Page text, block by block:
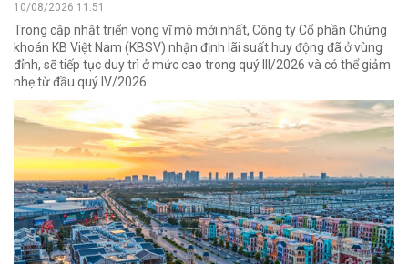
10/08/2026 11:51
Trong cập nhật triển vọng vĩ mô mới nhất, Công ty Cổ phần Chứng
khoán KB Việt Nam (KBSV) nhận định lãi suất huy động đã ở vùng
đỉnh, sẽ tiếp tục duy trì ở mức cao trong quý III/2026 và có thể giảm
nhẹ từ đầu quý IV/2026.